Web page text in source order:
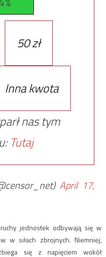
50 zł
Inna kwota
nas tym
Tutaj
April 17,
jednostek odbywają się w
w siłach zbrojnych. Niemniej,
się z napięciem wokół